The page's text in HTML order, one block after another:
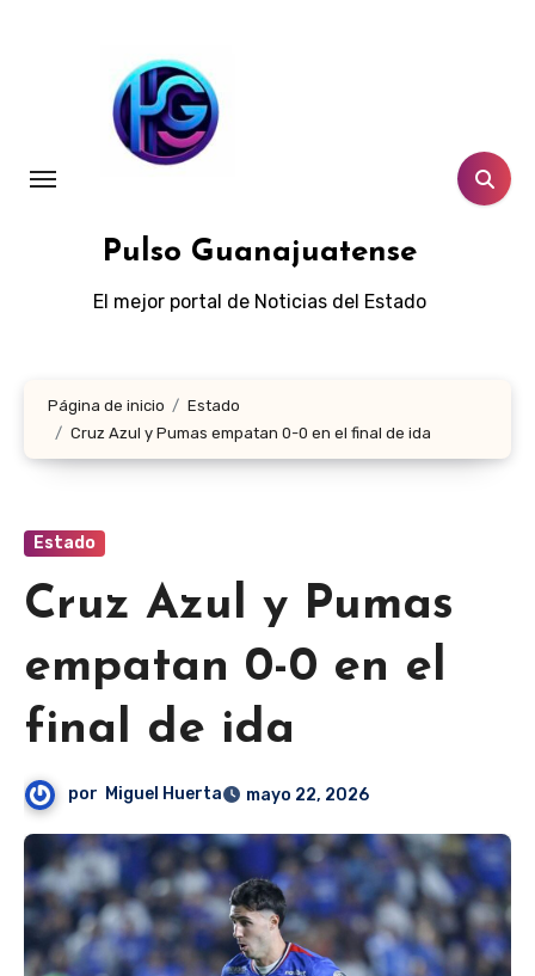
Pulso Guanajuatense
El mejor portal de Noticias del Estado
Página de inicio
Estado
Cruz Azul y Pumas empatan 0-0 en el final de ida
Estado
Cruz Azul y Pumas
empatan 0-0 en el
final de ida
por Miguel Huerta mayo 22, 2026